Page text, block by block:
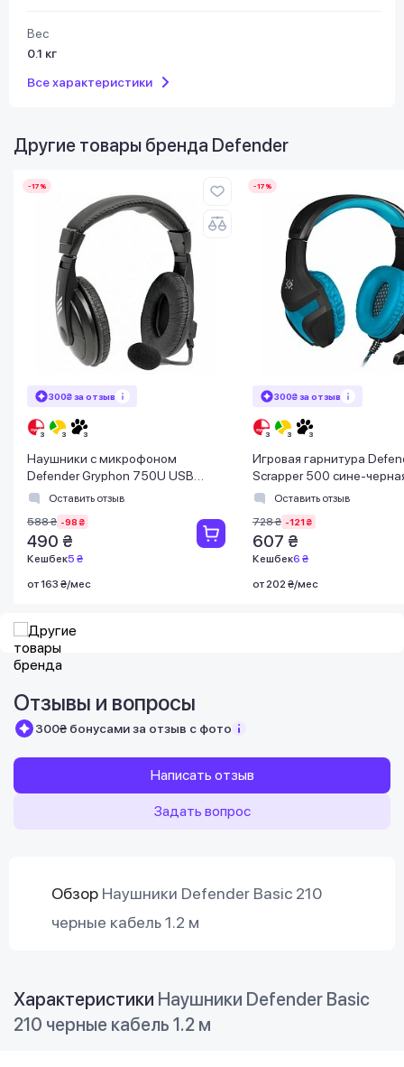
Вес
0.1 кг
Все характеристики
Другие товары бренда Defender
-17%
300₴ за отзыв
Наушники с микрофоном
Defender Gryphon 750U USB
черныеОставить отзыв
588 ₴ -98 ₴
490 ₴
Кешбек5 ₴
от 163 ₴/мес
-17%
300₴ за отзыв
Игровая гарнитура
Scrapper 500 сине-
x 3,5 ммОставить отзыв
728 ₴ -121 ₴
607 ₴
Кешбек6 ₴
от 202 ₴/мес
Отзывы и вопросы
300₴ бонусами за отзыв с фото
Написать отзыв
Задать вопрос
Обзор Наушники Defender Basic 210
черные кабель 1.2 м
Характеристики Наушники Defender Basic
210 черные кабель 1.2 м